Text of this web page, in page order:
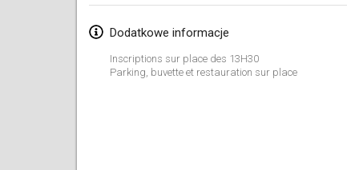
Dodatkowe informacje
Inscriptions sur place des 13H30
Parking, buvette et restauration sur place
Indoor de la CASAS
15 lut 2025| Francja